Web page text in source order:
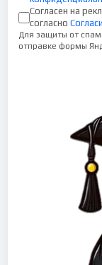
Согласен на
согласно
Для защиты от
отправке формы